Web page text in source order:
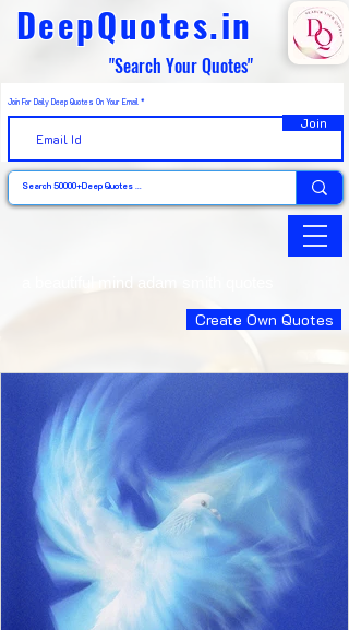
DeepQuotes.in
"Search Your Quotes"
Join For Daily Deep Quotes On Your Email
Join
a beautiful mind adam smith quotes
Create Own Quotes